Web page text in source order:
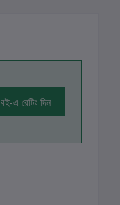
বই-এ রেটিং দিন